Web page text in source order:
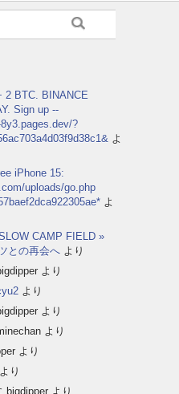
2 BTC. BINANCE
Sign up --
?
よ
iPhone 15:
uploads/go.php
よ
CAMP FIELD »
との再会へ より
より
より
より
より
より
より
bigdipper より